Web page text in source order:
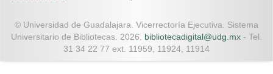
© Universidad de Guadalajara. Vicerrectoría Ejecutiva. Sistema
Universitario de Bibliotecas. 2026. bibliotecadigital@udg.mx - Tel.
31 34 22 77 ext. 11959, 11924, 11914